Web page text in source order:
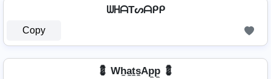
ᗯᕼᗩTᔕᗩᑭᑭ
Copy
💈 Wh̼a̼t̼s̼Ap̼p̼ 💈